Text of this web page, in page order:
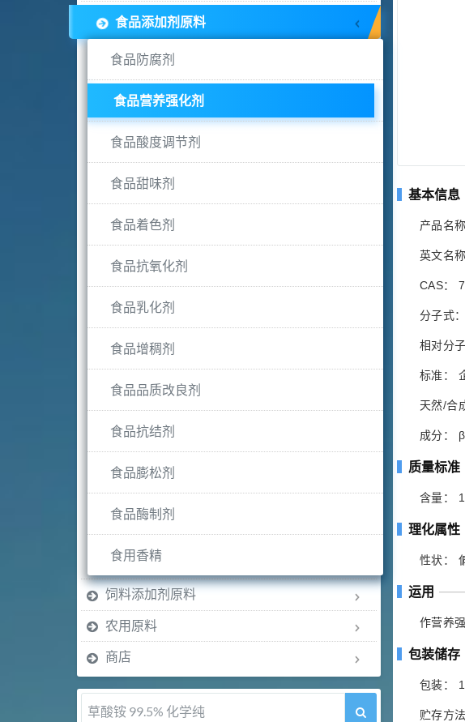
基本信息
产品名
英文名
CAS：
分子式
相对分
标准：
天然/合
成分：
质量标准
含量：
理化属性
性状：
运用
作营养
包装储存
包装：
贮存方
食品添加剂原料
食品防腐剂
食品营养强化剂
食品酸度调节剂
食品甜味剂
食品着色剂
食品抗氧化剂
食品乳化剂
食品增稠剂
食品品质改良剂
食品抗结剂
食品膨松剂
食品酶制剂
食用香精
饲料添加剂原料
农用原料
商店
草酸铵 99.5% 化学纯